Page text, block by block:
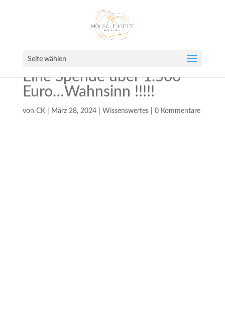
Seite wählen
Eine Spende über 1.500
Euro…Wahnsinn !!!!!
von CK| März 28, 2024| Wissenswertes| 0 Kommentare